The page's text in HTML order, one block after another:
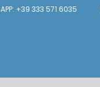
+39 333 571 6035